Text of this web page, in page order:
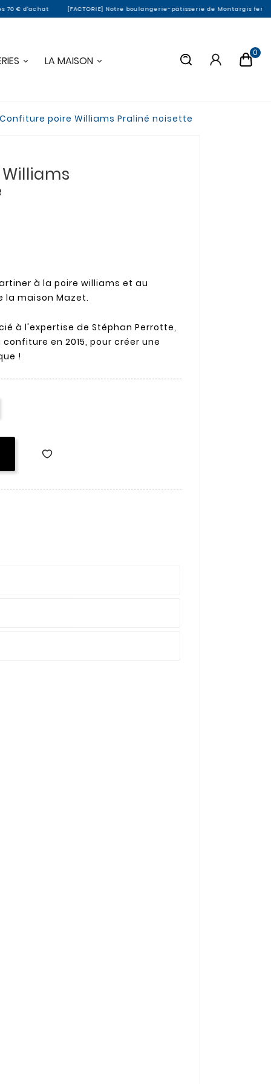
Notre boulangerie-pâtisserie de Montargis fermera du 03/08 au 17/08
LA MAISON
0
poire Williams Praliné noisette
à la poire williams et au
la maison Mazet.
à l'expertise de Stéphan Perrotte,
en 2015, pour créer une
!